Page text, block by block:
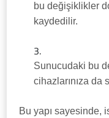
bu değişiklikler
kaydedilir.
Sunucudaki bu
cihazlarınıza da
Bu yapı sayesinde,